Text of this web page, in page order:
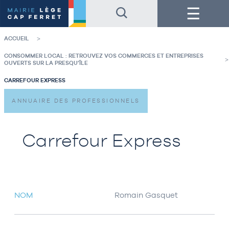
au
contenu
de
la
au
pied
de
page
Menu
ACCUEIL
CONSOMMER LOCAL : RETROUVEZ VOS COMMERCES ET ENTREPRISES
OUVERTS SUR LA PRESQU’ÎLE
CARREFOUR EXPRESS
Carrefour Express
ANNUAIRE DES PROFESSIONNELS
NOM Romain Gasquet